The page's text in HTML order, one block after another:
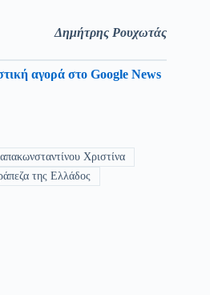
Δημήτρης Ρουχωτάς
αγορά στο Google News
Χριστίνα
της Ελλάδος